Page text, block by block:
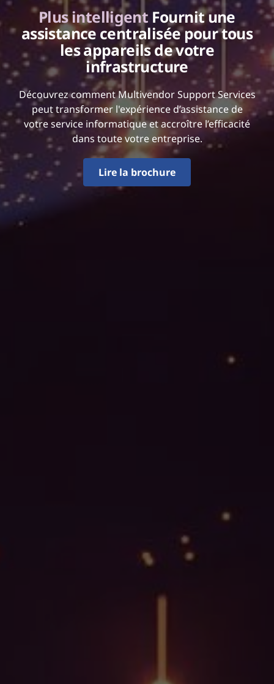
Plus intelligent Fournit une
assistance centralisée pour tous
les appareils de votre
infrastructure
Découvrez comment Multivendor Support Services
peut transformer l'expérience d’assistance de
votre service informatique et accroître l’efficacité
dans toute votre entreprise.
Lire la brochure